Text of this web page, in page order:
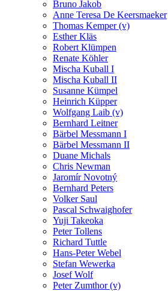
Bruno Jakob
Anne Teresa De Keersmaeker
Thomas Kemper (v)
Esther Kläs
Robert Klümpen
Renate Köhler
Mischa Kuball I
Mischa Kuball II
Susanne Kümpel
Heinrich Küpper
Wolfgang Laib (v)
Bernhard Leitner
Bärbel Messmann I
Bärbel Messmann II
Duane Michals
Chris Newman
Jaromír Novotný
Bernhard Peters
Volker Saul
Pascal Schwaighofer
Yuji Takeoka
Peter Tollens
Richard Tuttle
Hans-Peter Webel
Stefan Wewerka
Josef Wolf
Peter Zumthor (v)